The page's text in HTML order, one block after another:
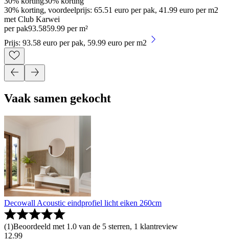
30% korting, voordeelprijs: 65.51 euro per pak, 41.99 euro per m2
met Club Karwei
per pak93.5859.99 per m²
Prijs: 93.58 euro per pak, 59.99 euro per m2
Vaak samen gekocht
Decowall Acoustic eindprofiel licht eiken 260cm
(1)Beoordeeld met 1.0 van de 5 sterren, 1 klantreview
12.99